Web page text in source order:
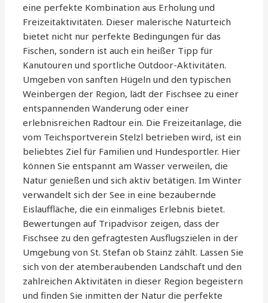
eine perfekte Kombination aus Erholung und
Freizeitaktivitäten. Dieser malerische Naturteich
bietet nicht nur perfekte Bedingungen für das
Fischen, sondern ist auch ein heißer Tipp für
Kanutouren und sportliche Outdoor-Aktivitäten.
Umgeben von sanften Hügeln und den typischen
Weinbergen der Region, lädt der Fischsee zu einer
entspannenden Wanderung oder einer
erlebnisreichen Radtour ein. Die Freizeitanlage, die
vom Teichsportverein Stelzl betrieben wird, ist ein
beliebtes Ziel für Familien und Hundesportler. Hier
können Sie entspannt am Wasser verweilen, die
Natur genießen und sich aktiv betätigen. Im Winter
verwandelt sich der See in eine bezaubernde
Eislauffläche, die ein einmaliges Erlebnis bietet.
Bewertungen auf Tripadvisor zeigen, dass der
Fischsee zu den gefragtesten Ausflugszielen in der
Umgebung von St. Stefan ob Stainz zählt. Lassen Sie
sich von der atemberaubenden Landschaft und den
zahlreichen Aktivitäten in dieser Region begeistern
und finden Sie inmitten der Natur die perfekte